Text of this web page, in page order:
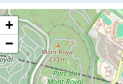
+
−